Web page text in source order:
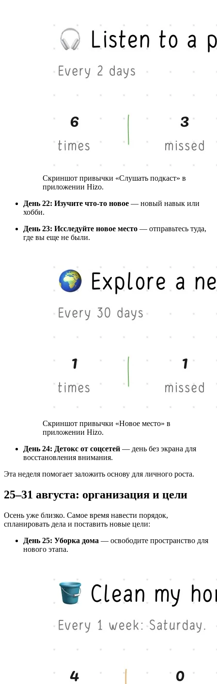
Скриншот привычки «Слушать подкаст» в
приложении Hizo.
День 22: Изучите что-то новое — новый навык или
хобби.
День 23: Исследуйте новое место — отправьтесь туда,
где вы еще не были.
Скриншот привычки «Новое место» в
приложении Hizo.
День 24: Детокс от соцсетей — день без экрана для
восстановления внимания.
Эта неделя помогает заложить основу для личного роста.
25–31 августа: организация и цели
Осень уже близко. Самое время навести порядок,
спланировать дела и поставить новые цели:
День 25: Уборка дома — освободите пространство для
нового этапа.